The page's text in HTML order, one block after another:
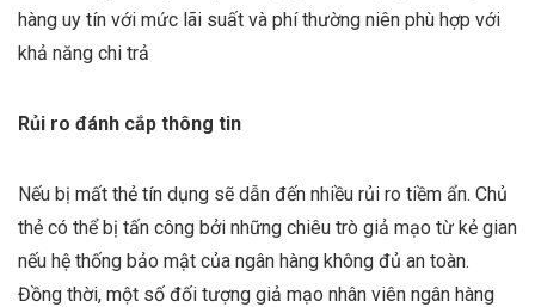
hàng uy tín với mức lãi suất và phí thường niên phù hợp với
khả năng chi trả
Rủi ro đánh cắp thông tin
Nếu bị mất thẻ tín dụng sẽ dẫn đến nhiều rủi ro tiềm ẩn. Chủ
thẻ có thể bị tấn công bởi những chiêu trò giả mạo từ kẻ gian
nếu hệ thống bảo mật của ngân hàng không đủ an toàn.
Đồng thời, một số đối tượng giả mạo nhân viên ngân hàng